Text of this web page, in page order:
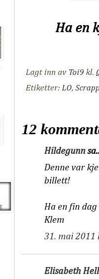
Ha en
Lagt inn av Toi9 kl.
Etiketter: LO,
12
Hildegunn
Denne var
billett!
Ha en fin
Klem
31. mai 2011
Elisabeth